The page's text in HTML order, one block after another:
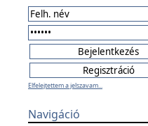
Elfelejtettem a jelszavam...
Navigáció